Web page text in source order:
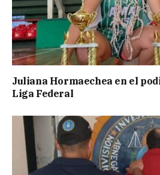
Juliana Hormaechea en el
Liga Federal